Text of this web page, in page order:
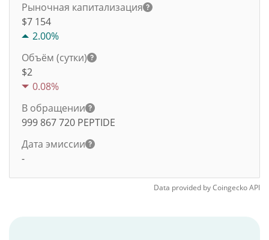
Рыночная капитализация
$7 154
2.00%
Объём (сутки)
$2
0.08%
В обращении
999 867 720 PEPTIDE
Дата эмиссии
-
Data provided byCoingeckoAPI